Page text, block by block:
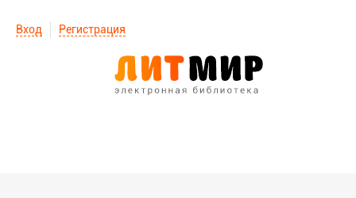
Вход Регистрация